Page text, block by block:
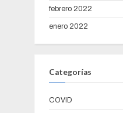
febrero 2022
enero 2022
Categorías
COVID